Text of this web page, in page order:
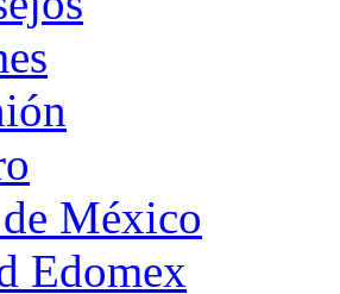
México
Edomex